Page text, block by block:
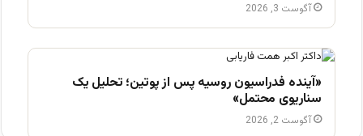
آگوست 3, 2026
«آینده فدراسیون روسیه پس از پوتین؛ تحلیل یک
سناریوی محتمل»
آگوست 2, 2026